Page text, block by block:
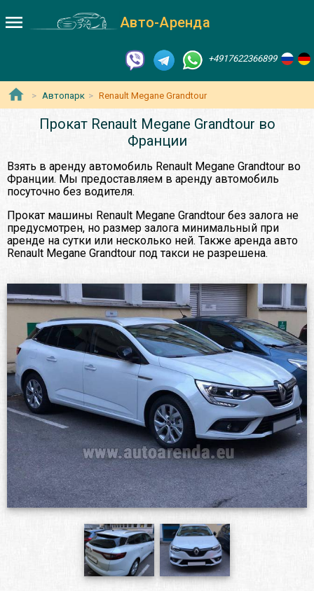
Авто-Аренда
+4917622366899
Автопарк Renault Megane Grandtour
Прокат Renault Megane Grandtour во
Франции
Взять в аренду автомобиль Renault Megane Grandtour во
Франции. Мы предоставляем в аренду автомобиль
посуточно без водителя.
Прокат машины Renault Megane Grandtour без залога не
предусмотрен, но размер залога минимальный при
аренде на сутки или несколько ней. Также аренда авто
Renault Megane Grandtour под такси не разрешена.